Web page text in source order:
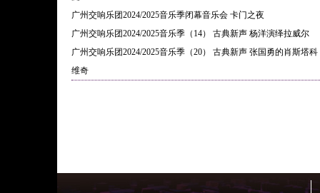
广州交响乐团2024/2025音乐季闭幕音乐会 卡门之夜
广州交响乐团2024/2025音乐季（14） 古典新声 杨洋演绎拉威尔
广州交响乐团2024/2025音乐季（20） 古典新声 张国勇的肖斯塔科
维奇